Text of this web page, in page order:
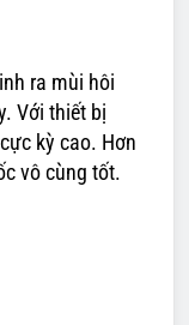
ra mùi hôi
Với thiết bị
kỳ cao. Hơn
vô cùng tốt.